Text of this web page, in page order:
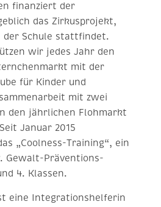
finanziert der
das Zirkusprojekt,
der Schule stattfindet.
wir jedes Jahr den
mit der
für Kinder und
mit zwei
den jährlichen Flohmarkt
Januar 2015
„Coolness-Training“, ein
Gewalt-Präventions-
4. Klassen.
eine Integrationshelferin